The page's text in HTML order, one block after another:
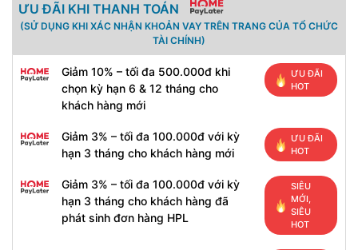
ƯU ĐÃI KHI THANH TOÁN
(SỬ DỤNG KHI XÁC NHẬN KHOẢN VAY TRÊN TRANG CỦA TỔ CHỨC
TÀI CHÍNH)
Giảm 10% – tối đa 500.000đ khi
chọn kỳ hạn 6 & 12 tháng cho
khách hàng mới
ƯU ĐÃI
HOT
Giảm 3% – tối đa 100.000đ với kỳ
hạn 3 tháng cho khách hàng mới
ƯU ĐÃI
HOT
Giảm 3% – tối đa 100.000đ với kỳ
hạn 3 tháng cho khách hàng đã
phát sinh đơn hàng HPL
SIÊU
MỚI,
SIÊU
HOT